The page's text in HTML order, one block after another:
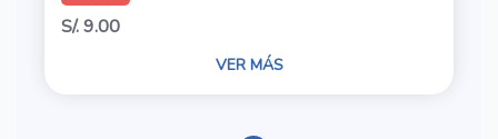
S/. 9.00
VER MÁS